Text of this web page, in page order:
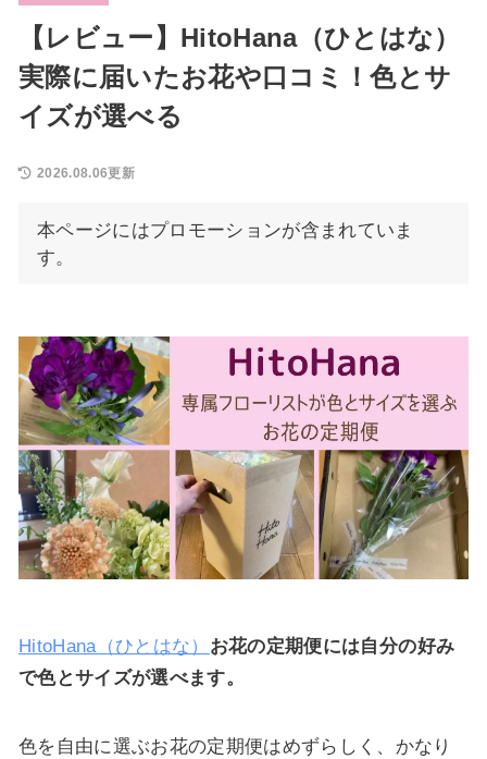
【レビュー】HitoHana（ひとはな）
実際に届いたお花や口コミ！色とサ
イズが選べる
2026.08.06更新
本ページにはプロモーションが含まれていま
す。
HitoHana（ひとはな） お花の定期便には自分の好み
で色とサイズが選べます。
色を自由に選ぶお花の定期便はめずらしく、かなり